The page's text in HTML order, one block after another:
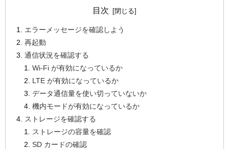
目次
エラーメッセージを確認しよう
再起動
通信状況を確認する
Wi-Fi が有効になっているか
LTE が有効になっているか
データ通信量を使い切っていないか
機内モードが有効になっているか
ストレージを確認する
ストレージの容量を確認
SD カードの確認